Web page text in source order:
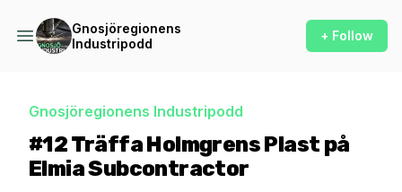
Gnosjöregionens
Industripodd
+ Follow
Gnosjöregionens Industripodd
#12 Träffa Holmgrens Plast på
Elmia Subcontractor